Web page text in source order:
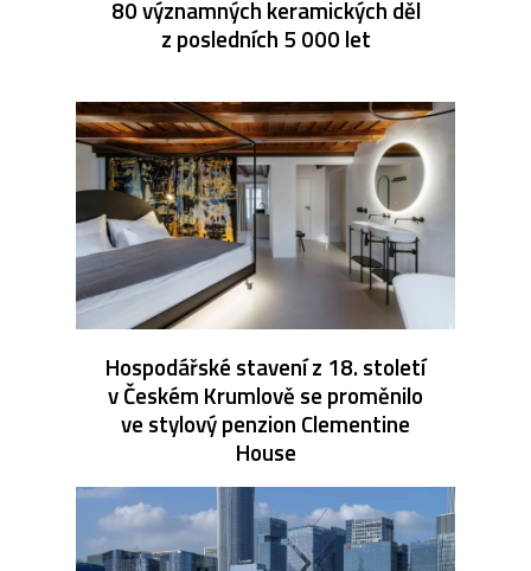
80 významných keramických děl
z posledních 5 000 let
Hospodářské stavení z 18. století
v Českém Krumlově se proměnilo
ve stylový penzion Clementine
House